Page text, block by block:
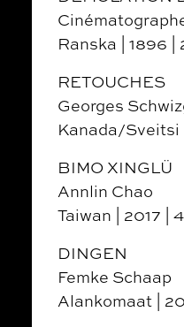
Ranska | 1896 |
RETOUCHES
Georges
Kanada/Sveitsi
BIMO XINGLÜ
Annlin Chao
Taiwan | 2017 |
DINGEN
Femke Schaap
Alankomaat |